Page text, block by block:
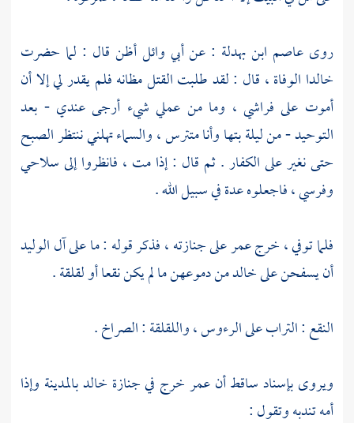
روىعاصم ابن بهدلة : عنأبي وائلأظن قال : لما حضرت
خالدا الوفاة ، قال : لقد طلبت القتل مظانه فلم يقدر لي إلا أن
أموت على فراشي ، وما من عملي شيء أرجى عندي - بعد
التوحيد - من ليلة بتها وأنا متترس ، والسماء تهلني ننتظر الصبح
حتى نغير على الكفار . ثم قال : إذا مت ، فانظروا إلى سلاحي
وفرسي ، فاجعلوه عدة في سبيل الله .
فلما توفي ، خرجعمرعلى جنازته ، فذكر قوله : ما علىآل الوليد
أن يسفحن علىخالدمن دموعهن ما لم يكن نقعا أو لقلقة .
النقع : التراب على الرءوس ، واللقلقة : الصراخ .
ويروى بإسناد ساقط أنعمرخرج في جنازة خالدبالمدينة وإذا
أمه تندبه وتقول :